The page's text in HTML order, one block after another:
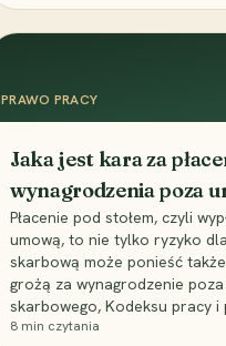
PRAWO PRACY
Jaka jest kara za
wynagrodzenia poza
Płacenie pod stołem, czyli
umową, to nie tylko ryzyko
skarbową może ponieść
grożą za wynagrodzenie
skarbowego, Kodeksu pracy i
8 min czytania